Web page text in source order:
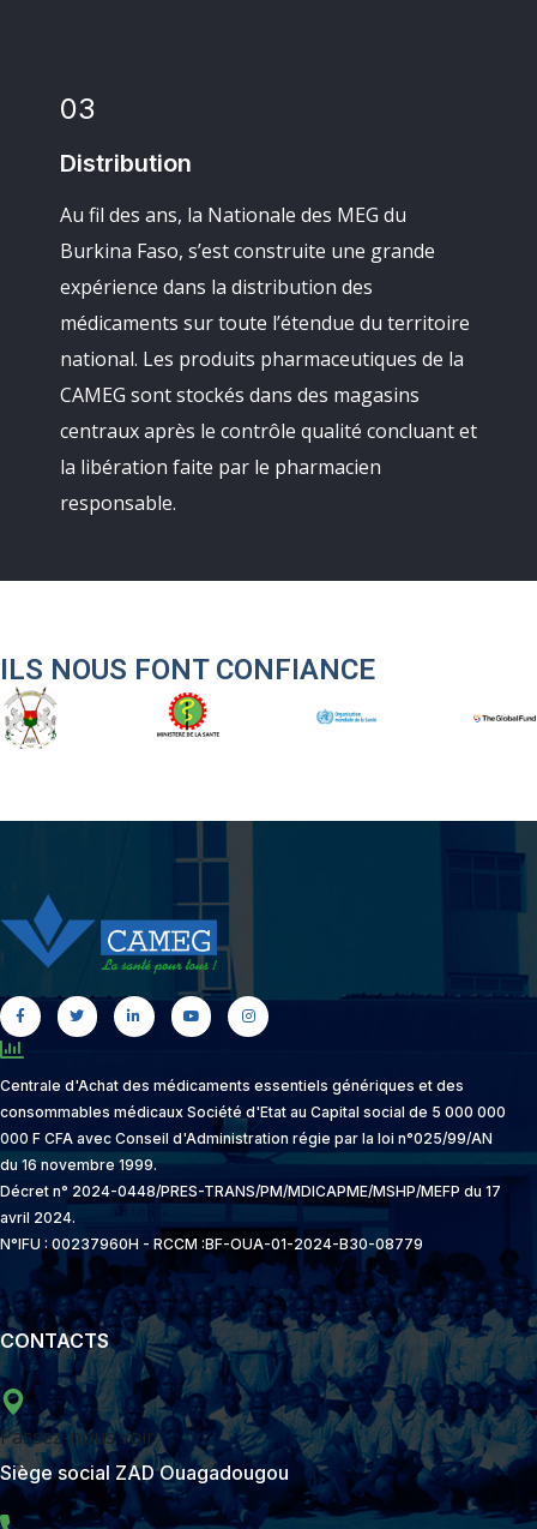
03
Distribution
Au fil des ans, la Nationale des MEG du
Burkina Faso, s’est construite une grande
expérience dans la distribution des
médicaments sur toute l’étendue du territoire
national. Les produits pharmaceutiques de la
CAMEG sont stockés dans des magasins
centraux après le contrôle qualité concluant et
la libération faite par le pharmacien
responsable.
ILS NOUS FONT CONFIANCE
Centrale d'Achat des médicaments essentiels génériques et des
consommables médicaux Société d'Etat au Capital social de 5 000 000
000 F CFA avec Conseil d'Administration régie par la loi n°025/99/AN
du 16 novembre 1999.
Décret n° 2024-0448/PRES-TRANS/PM/MDICAPME/MSHP/MEFP du 17
avril 2024.
N°IFU : 00237960H - RCCM :BF-OUA-01-2024-B30-08779
CONTACTS
Passez-nous voir
Siège social ZAD Ouagadougou